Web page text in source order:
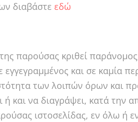
διαβάστε εδώ
παρούσας κριθεί
και σε καμία
των λοιπών όρων και
και να διαγράψει, κατά την
ιστοσελίδας, εν όλω ή